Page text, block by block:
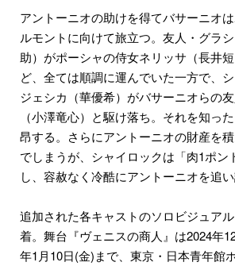
アントーニオの助けを得てバサーニオ
ルモントに向けて旅立つ。友人・グラ
助）がポーシャの侍女ネリッサ（長井
ど、全ては順調に運んでいた一方で、
ジェシカ（華優希）がバサーニオらの
（小澤竜心）と駆け落ち。それを知っ
昂する。さらにアントーニオの財産を
でしまうが、シャイロックは「肉1ポン
し、容赦なく冷酷にアントーニオを追い
追加された各キャストのソロビジュア
着。舞台『ヴェニスの商人』は2024年
年1月10日(金)まで、東京・日本青年館